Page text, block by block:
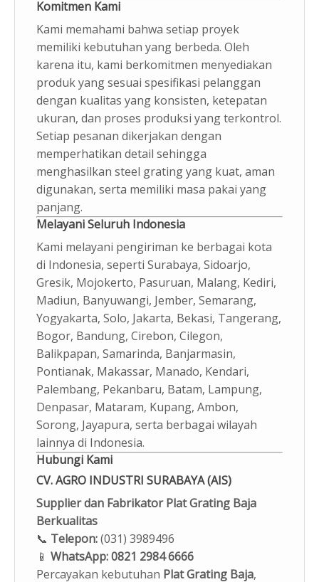
Komitmen Kami
Kami memahami bahwa setiap proyek
memiliki kebutuhan yang berbeda. Oleh
karena itu, kami berkomitmen menyediakan
produk yang sesuai spesifikasi pelanggan
dengan kualitas yang konsisten, ketepatan
ukuran, dan proses produksi yang terkontrol.
Setiap pesanan dikerjakan dengan
memperhatikan detail sehingga
menghasilkan steel grating yang kuat, aman
digunakan, serta memiliki masa pakai yang
panjang.
Melayani Seluruh Indonesia
Kami melayani pengiriman ke berbagai kota
di Indonesia, seperti Surabaya, Sidoarjo,
Gresik, Mojokerto, Pasuruan, Malang, Kediri,
Madiun, Banyuwangi, Jember, Semarang,
Yogyakarta, Solo, Jakarta, Bekasi, Tangerang,
Bogor, Bandung, Cirebon, Cilegon,
Balikpapan, Samarinda, Banjarmasin,
Pontianak, Makassar, Manado, Kendari,
Palembang, Pekanbaru, Batam, Lampung,
Denpasar, Mataram, Kupang, Ambon,
Sorong, Jayapura, serta berbagai wilayah
lainnya di Indonesia.
Hubungi Kami
CV. AGRO INDUSTRI SURABAYA (AIS)
Supplier dan Fabrikator Plat Grating Baja
Berkualitas
📞 Telepon:(031) 3989496
📱 WhatsApp:0821 2984 6666
Percayakan kebutuhan Plat Grating Baja,